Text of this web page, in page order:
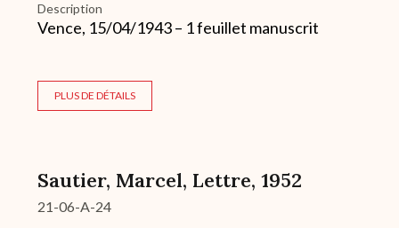
Description
Vence, 15/04/1943 – 1 feuillet manuscrit
PLUS DE DÉTAILS
Sautier, Marcel, Lettre, 1952
21-06-A-24